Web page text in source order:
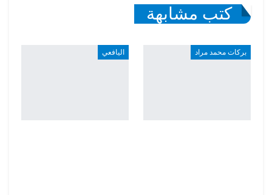
كتب مشابهة
بركات محمد مراد اليافعي